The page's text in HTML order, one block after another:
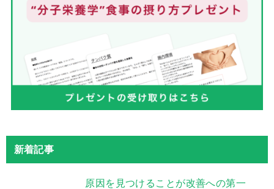
新着記事
原因を見つけることが改善への第一